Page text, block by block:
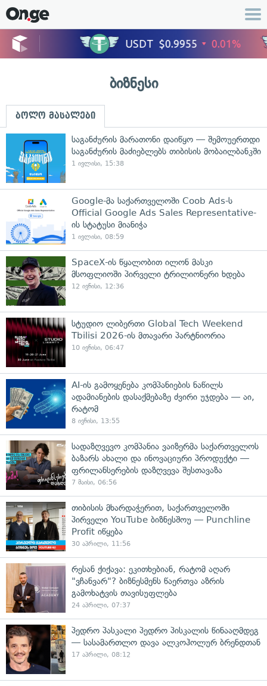
ბიზნესი
ბოლო მასალები
საგანძურის მარათონი დაიწყო — შემოუერთდი
საგანძურის მაძიებლებს თიბისის მობაილბანკში
1 ივლისი, 15:38
Google-მა საქართველოში Coob Ads-ს
Official Google Ads Sales Representative-
ის სტატუსი მიანიჭა
1 ივლისი, 08:59
SpaceX-ის წყალობით ილონ მასკი
მსოფლიოში პირველი ტრილიონერი ხდება
12 ივნისი, 12:36
სტუდიო ლიბერთი Global Tech Weekend
Tbilisi 2026-ის მთავარი პარტნიორია
10 ივნისი, 06:47
AI-ის გამოყენება კომპანიების ნაწილს
ადამიანების დასაქმებაზე ძვირი უჯდება — აი,
რატომ
8 ივნისი, 13:55
სადაზღვევო კომპანია ვაიზერმა საქართველოს
ბაზარს ახალი და ინოვაციური პროდუქტი —
ფრილანსერების დაზღვევა შესთავაზა
7 მაისი, 06:56
თიბისის მხარდაჭერით, საქართველოში
პირველი YouTube ბიზნესშოუ — Punchline
Profit იწყება
30 აპრილი, 11:56
რესან ქიქავა: ეკითხებიან, რატომ აღარ
"ვჩანვარ"? ბიზნესმენს წაერთვა აზრის
გამოხატვის თავისუფლება
24 აპრილი, 07:37
პედრო პასკალი პედრო პისკალის წინააღმდეგ
— სასამართლო დავა ალკოჰოლურ ბრენდთან
17 აპრილი, 08:12